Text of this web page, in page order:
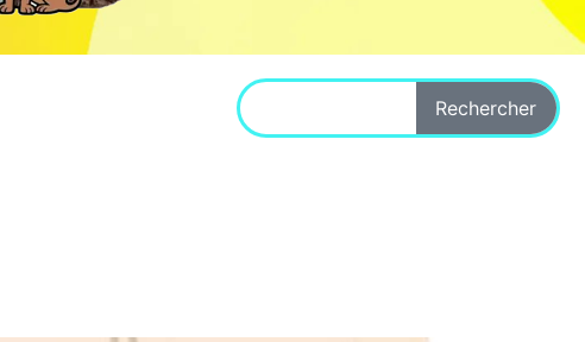
Rechercher